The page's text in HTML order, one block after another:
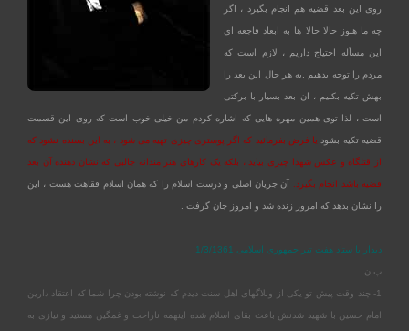
روی این بعد قضیه هم انجام بگیرد ، اگر
چه ما هنوز حالا حالا ها به ابعاد فاجعه ای
این مسأله احتیاج داریم ، لازم است که
مردم را توجه بدهیم .به هر حال این بعد را
بهش تکیه بکنیم ، ان بعد بسیار با برکتی
است ، لذا توی همین مهره هایی که اشاره کردم من خیلی خوب است که روی این قسمت
قضیه تکیه بشود یا فرض بفرمائید که اگر پوستری چیزی تهیه می شود ، به این بسنده نشود که
از قتلگاه و عکس شهدا چیزی بیاید ، بلکه یک کارهای هنر مندانه جالبی که نشان دهنده آن بعد
قضیه باشد انجام بگیرد. آن جریان اصلی و درست اسلام را که همان اسلام فقاهت هست ، این
را نشان بدهد که امروز زنده شد و امروز جان گرفت .
دیدار با ستاد هفت تیر جمهوری اسلامی 1/3/1361
پ.ن
1- چند وقت پیش تو یکی از وبلاگهای اهل سنت دیدم که نوشته بودن چرا شما که اعتقاد دارین
امام حسین با شهید شدنش باعث بقای اسلام شده اینهمه ناراحت و غمگین هستید و نیازی به